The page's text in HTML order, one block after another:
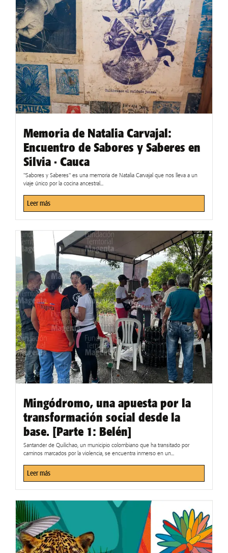
Memoria de Natalia Carvajal:
Encuentro de Sabores y Saberes en
Silvia · Cauca
"Sabores y Saberes" es una memoria de Natalia Carvajal que nos lleva a un
viaje único por la cocina ancestral...
Leer más
Mingódromo, una apuesta por la
transformación social desde la
base. [Parte 1: Belén]
Santander de Quilichao, un municipio colombiano que ha transitado por
caminos marcados por la violencia, se encuentra inmerso en un...
Leer más